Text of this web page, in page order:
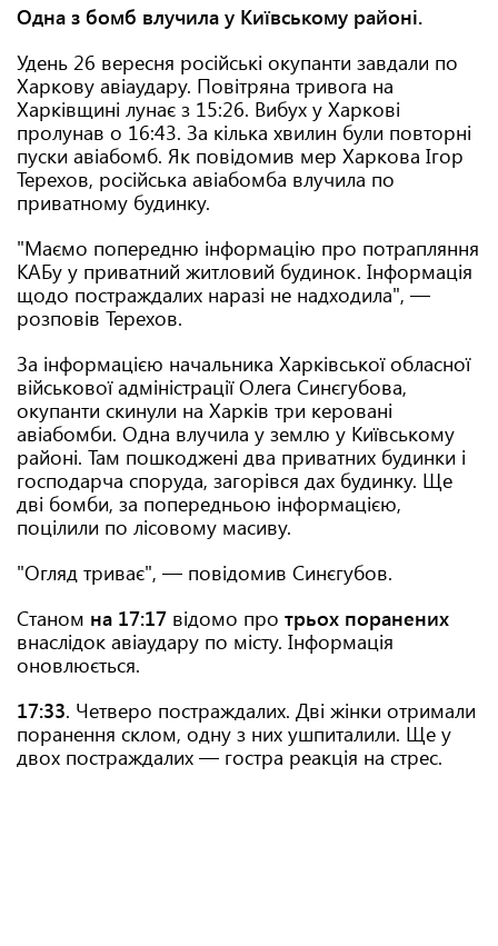
Одна з бомб влучила у Київському районі.
Удень 26 вересня російські окупанти завдали по
Харкову авіаудару. Повітряна тривога на
Харківщині лунає з 15:26. Вибух у Харкові
пролунав о 16:43. За кілька хвилин були повторні
пуски авіабомб. Як повідомив мер Харкова Ігор
Терехов, російська авіабомба влучила по
приватному будинку.
"Маємо попередню інформацію про потрапляння
КАБу у приватний житловий будинок. Інформація
щодо постраждалих наразі не надходила", —
розповів Терехов.
За інформацією начальника Харківської обласної
військової адміністрації Олега Синєгубова,
окупанти скинули на Харків три керовані
авіабомби. Одна влучила у землю у Київському
районі. Там пошкоджені два приватних будинки і
господарча споруда, загорівся дах будинку. Ще
дві бомби, за попередньою інформацією,
поцілили по лісовому масиву.
"Огляд триває", — повідомив Синєгубов.
Станом на 17:17 відомо про трьох поранених
внаслідок авіаудару по місту. Інформація
оновлюється.
17:33. Четверо постраждалих. Дві жінки отримали
поранення склом, одну з них ушпиталили. Ще у
двох постраждалих — гостра реакція на стрес.